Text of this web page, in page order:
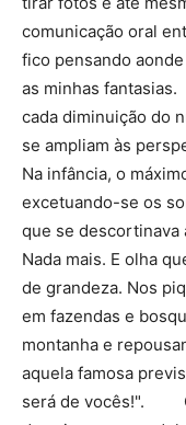
comunicação oral
fico pensando
as minhas
cada diminuição do
se ampliam às
Na infância, o
excetuando-se os
que se descortinava
Nada mais. E olha
de grandeza. Nos
em fazendas e
montanha e
aquela famosa
será de vocês!".